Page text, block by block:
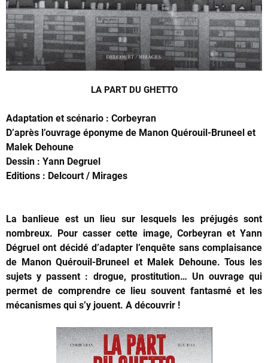
LA PART DU GHETTO
Adaptation et scénario : Corbeyran
D’après l’ouvrage éponyme de Manon Quérouil-Bruneel et
Malek Dehoune
Dessin : Yann Degruel
Editions : Delcourt / Mirages
La banlieue est un lieu sur lesquels les préjugés sont
nombreux. Pour casser cette image, Corbeyran et Yann
Dégruel ont décidé d’adapter l’enquête sans complaisance
de Manon Quérouil-Bruneel et Malek Dehoune. Tous les
sujets y passent : drogue, prostitution… Un ouvrage qui
permet de comprendre ce lieu souvent fantasmé et les
mécanismes qui s’y jouent. A découvrir !